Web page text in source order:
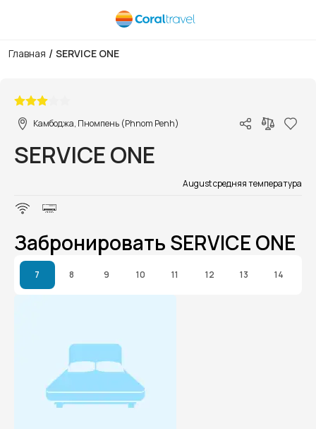
Главная / SERVICE ONE
Камбоджа, Пномпень (Phnom Penh)
SERVICE ONE
August средняя температура
Забронировать SERVICE ONE
7 8 9 10 11 12 13 14